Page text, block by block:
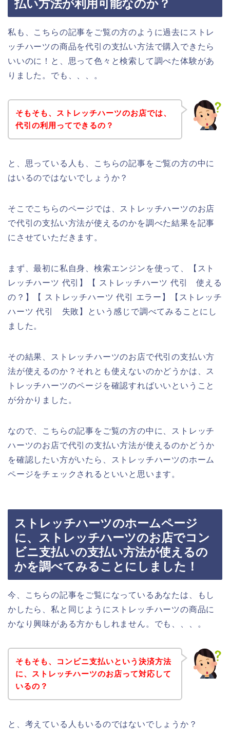
払い方法が利用可能なのか？
私も、こちらの記事をご覧の方のように過去にストレ
ッチハーツの商品を代引の支払い方法で購入できたら
いいのに！と、思って色々と検索して調べた体験があ
りました。でも、、、。
そもそも、ストレッチハーツのお店では、
代引の利用ってできるの？
と、思っている人も、こちらの記事をご覧の方の中に
はいるのではないでしょうか？
そこでこちらのページでは、ストレッチハーツのお店
で代引の支払い方法が使えるのかを調べた結果を記事
にさせていただきます。
まず、最初に私自身、検索エンジンを使って、【スト
レッチハーツ 代引】【 ストレッチハーツ 代引 使える
の？】【 ストレッチハーツ 代引 エラー】【ストレッチ
ハーツ 代引 失敗】という感じで調べてみることにし
ました。
その結果、ストレッチハーツのお店で代引の支払い方
法が使えるのか？それとも使えないのかどうかは、ス
トレッチハーツのページを確認すればいいということ
が分かりました。
なので、こちらの記事をご覧の方の中に、ストレッチ
ハーツのお店で代引の支払い方法が使えるのかどうか
を確認したい方がいたら、ストレッチハーツのホーム
ページをチェックされるといいと思います。
ストレッチハーツのホームページ
に、ストレッチハーツのお店でコン
ビニ支払いの支払い方法が使えるの
かを調べてみることにしました！
今、こちらの記事をご覧になっているあなたは、もし
かしたら、私と同じようにストレッチハーツの商品に
かなり興味がある方かもしれません。でも、、、。
そもそも、コンビニ支払いという決済方法
に、ストレッチハーツのお店って対応して
いるの？
と、考えている人もいるのではないでしょうか？